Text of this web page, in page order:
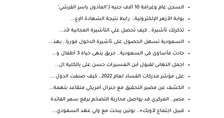
السجن عام وغرامة 10 آلاف جنيه لـ"المأذون ياسر القرشي"
بوابة الأزهر الإلكترونية.. رابط نتيجة الشهادة الإع...
تذكرتك تأشيرة.. كيف تحصل علي التأشيرة المجانية لأد...
السعودية تسهل الحصول على تأشيرة الدخول فوريا.. بهذ...
حادث مأساوى فى السعودية.. حريق ينهى حياة 3 أطفال و...
اجمل التهانى لقبول ابن العسيرات حسن على بالكلية ال...
على مؤشر مدركات الفساد لعام 2022.. كيف صنفت الدول ...
الكشف عن مصير التحقيق مع جنرال أمريكي متقاعد بتهمة...
مصر.. المركزي قد يواصل محاربة التضخم برفع سعر الفائدة
قبيل اجتماع لأوبك+.. بوتين يبحث مع ولي عهد السعودي...